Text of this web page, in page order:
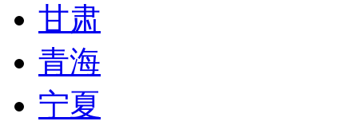
甘肃
青海
宁夏